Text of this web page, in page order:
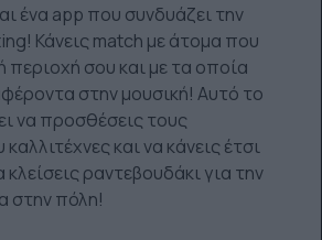
ένα app που συνδυάζει την
Κάνεις match με άτομα που
περιοχή σου και με τα οποία
στην μουσική! Αυτό το
να προσθέσεις τους
και να κάνεις έτσι
ραντεβουδάκι για την
στην πόλη!